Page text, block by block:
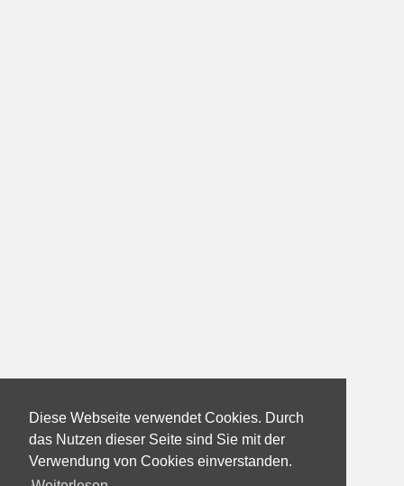
Diese Webseite verwendet Cookies. Durch
das Nutzen dieser Seite sind Sie mit der
Verwendung von Cookies einverstanden.